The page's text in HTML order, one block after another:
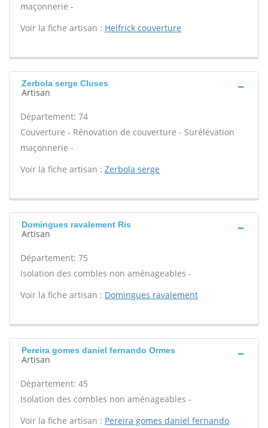
maçonnerie -
Voir la fiche artisan : Helfrick couverture
Zerbola serge Cluses
Artisan
Département: 74
Couverture - Rénovation de couverture - Surélévation
maçonnerie -
Voir la fiche artisan : Zerbola serge
Domingues ravalement Ris
Artisan
Département: 75
Isolation des combles non aménageables -
Voir la fiche artisan : Domingues ravalement
Pereira gomes daniel fernando Ormes
Artisan
Département: 45
Isolation des combles non aménageables -
Voir la fiche artisan : Pereira gomes daniel fernando